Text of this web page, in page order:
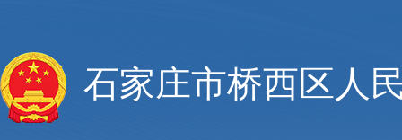
石家庄市桥西区人